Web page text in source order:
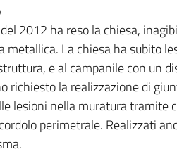
2012 ha reso la chiesa,
metallica. La chiesa ha subito
e al campanile con un
richiesto la realizzazione di
lesioni nella muratura tramite
perimetrale. Realizzati